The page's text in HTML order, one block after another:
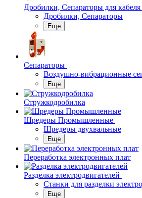
Дробилки, Сепараторы для кабеля
Дробилки, Сепараторы
Еще
Сепараторы
Воздушно-вибрационные
Еще
Стружкодробилка
Шредеры Промышленные
Шредеры двухвальные
Еще
Переработка электронных плат
Разделка электродвигателей
Станки для разделки
Еще